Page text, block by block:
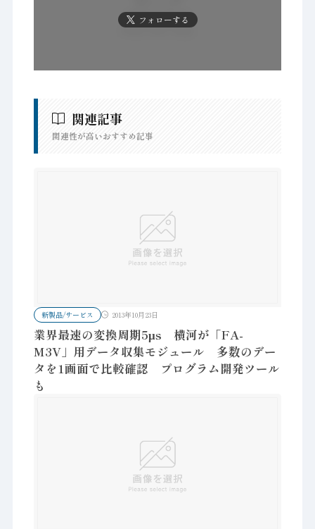
フォローする
関連記事
関連性が高いおすすめ記事
新製品/サービス 2013年10月23日
業界最速の変換周期5μs 横河が「FA-
M3V」用データ収集モジュール 多数のデー
タを1画面で比較確認 プログラム開発ツール
も